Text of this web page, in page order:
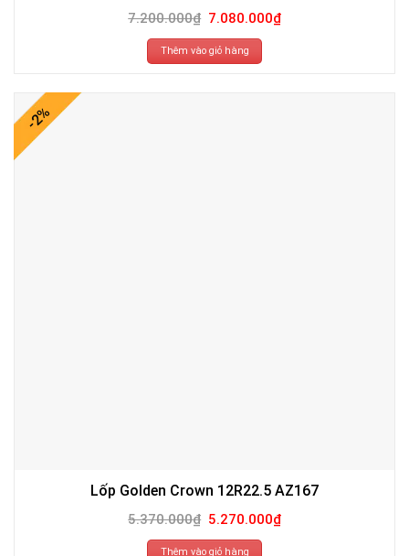
7.200.000₫ Giá
gốc
là:
7.200.000₫.
7.080.000₫Giá
hiện
Thêm vào giỏ hàng
-2%
Lốp Golden Crown 12R22.5 AZ167
5.370.000₫ Giá
gốc
là:
5.370.000₫.
5.270.000₫Giá
hiện
Thêm vào giỏ hàng